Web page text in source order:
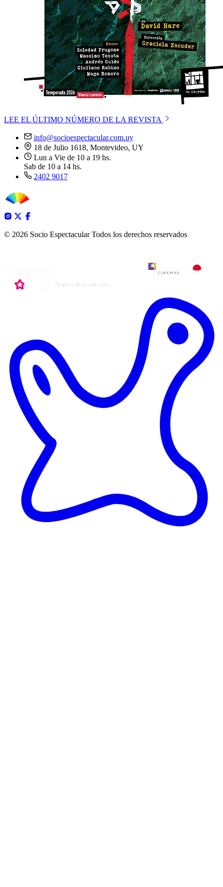
LEE EL ÚLTIMO NÚMERO DE LA REVISTA
info@socioespectacular.com.uy
18 de Julio 1618, Montevideo, UY
Lun a Vie de 10 a 19 hs.
Sab de 10 a 14 hs.
2402 9017
© 2026 Socio Espectacular Todos los derechos reservados